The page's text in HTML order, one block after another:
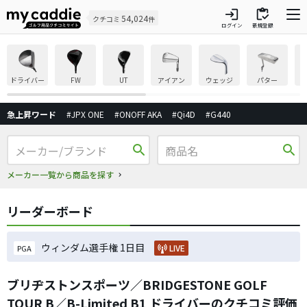
クチコミ 54,024件 login
ログイン
inventory
新規登録
ドライバー FW UT アイアン ウェッジ パター
急上昇ワード #JPX ONE #ONOFF AKA #Qi4D #G440
search
メーカー一覧から商品を探す
search
リーダーボード
PGA ウィンダム選手権 1日目 LIVE
ブリヂストンスポーツ／BRIDGESTONE GOLF
TOUR B／B-Limited B1 ドライバーのクチコミ評価